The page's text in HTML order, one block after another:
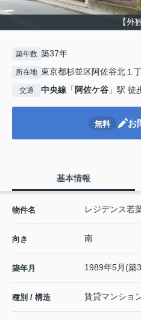
【外
築年数 築37年
所在地 東京都杉並区阿佐谷北１
交通 中央線 「 阿佐ケ谷 」駅 徒
無料 お
基本情報
物件名 レジデンス若
向き 南
築年月 1989年5月(築
種別 / 構造 賃貸マンショ